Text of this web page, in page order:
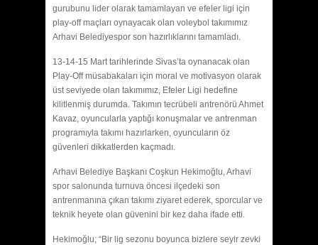
gurubunu lider olarak tamamlayan ve efeler ligi için
play-off maçları oynayacak olan voleybol takımımız
Arhavi Belediyespor son hazırlıklarını tamamladı.
13-14-15 Mart tarihlerinde Sivas’ta oynanacak olan
Play-Off müsabakaları için moral ve motivasyon olarak
üst seviyede olan takımımız, Efeler Ligi hedefine
kilitlenmiş durumda. Takımın tecrübeli antrenörü Ahmet
Kavaz, oyuncularla yaptığı konuşmalar ve antrenman
programıyla takımı hazırlarken, oyuncuların öz
güvenleri dikkatlerden kaçmadı.
Arhavi Belediye Başkanı Coşkun Hekimoğlu, Arhavi
spor salonunda turnuva öncesi ilçedeki son
antrenmanına çıkan takımı ziyaret ederek, sporcular ve
teknik heyete olan güvenini bir kez daha ifade etti.
Hekimoğlu; “Bir lig sezonu boyunca bizlere seyir zevki